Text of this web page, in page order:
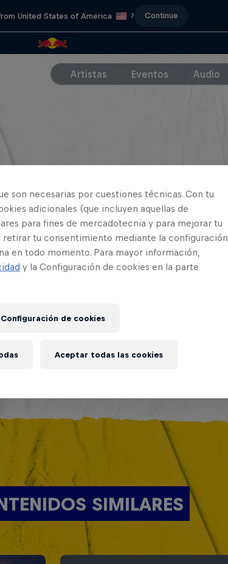
United States of America ? Continue
Artistas Eventos Audio
SIMILARES
son necesarias por cuestiones técnicas. Con tu
adicionales (que incluyen aquellas de
para fines de mercadotecnia y para mejorar tu
retirar tu consentimiento mediante la configuración
en todo momento. Para mayor información,
y la Configuración de cookies en la parte
Configuración de cookies
Aceptar todas las cookies